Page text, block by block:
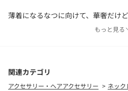
薄着になるなつに向けて、華奢だけ
pearlを取り入れると一気に女性らし
是非、チェックしてみてください
もっと見る
関連カテゴリ
アクセサリー・ヘアアクセサリー ネック